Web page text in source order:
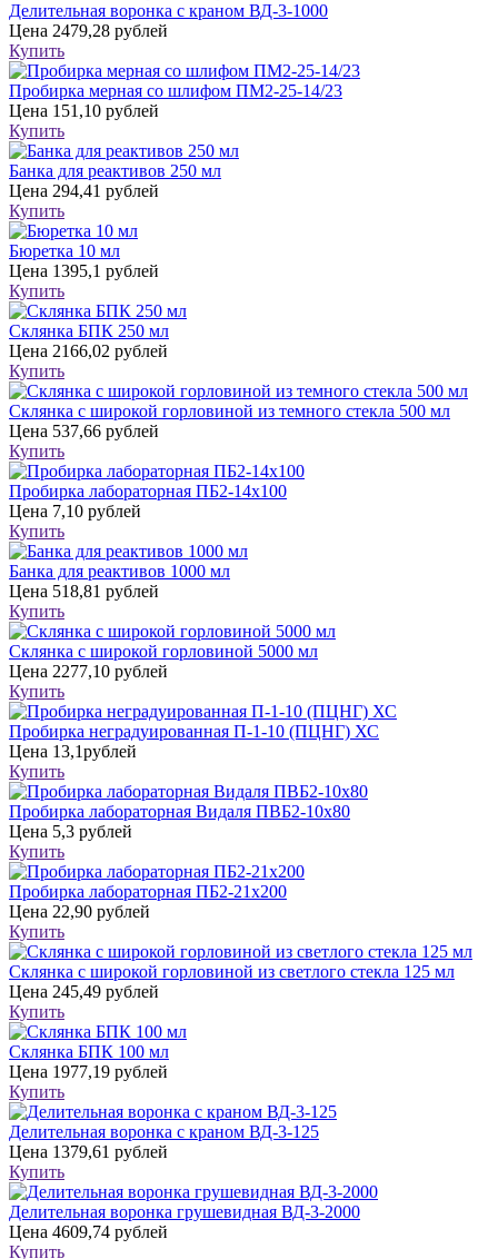
Делительная воронка с краном ВД-3-1000
Цена 2479,28 рублей
Купить
Пробирка мерная со шлифом ПМ2-25-14/23
Цена 151,10 рублей
Купить
Банка для реактивов 250 мл
Цена 294,41 рублей
Купить
Бюретка 10 мл
Цена 1395,1 рублей
Купить
Склянка БПК 250 мл
Цена 2166,02 рублей
Купить
Склянка с широкой горловиной из темного стекла 500 мл
Цена 537,66 рублей
Купить
Пробирка лабораторная ПБ2-14х100
Цена 7,10 рублей
Купить
Банка для реактивов 1000 мл
Цена 518,81 рублей
Купить
Склянка с широкой горловиной 5000 мл
Цена 2277,10 рублей
Купить
Пробирка неградуированная П-1-10 (ПЦНГ) ХС
Цена 13,1рублей
Купить
Пробирка лабораторная Видаля ПВБ2-10х80
Цена 5,3 рублей
Купить
Пробирка лабораторная ПБ2-21х200
Цена 22,90 рублей
Купить
Склянка с широкой горловиной из светлого стекла 125 мл
Цена 245,49 рублей
Купить
Склянка БПК 100 мл
Цена 1977,19 рублей
Купить
Делительная воронка с краном ВД-3-125
Цена 1379,61 рублей
Купить
Делительная воронка грушевидная ВД-3-2000
Цена 4609,74 рублей
Купить